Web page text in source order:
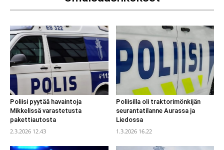
Poliisi pyytää havaintoja
Mikkelissä varastetusta
pakettiautosta
2.3.2026 12.43
Poliisilla oli traktorimönkijän
seurantatilanne Aurassa ja
Liedossa
1.3.2026 16.22